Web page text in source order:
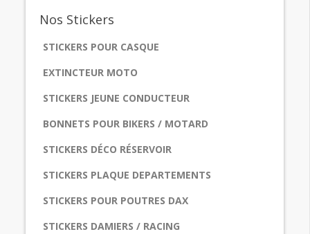
Nos Stickers
STICKERS POUR CASQUE
EXTINCTEUR MOTO
STICKERS JEUNE CONDUCTEUR
BONNETS POUR BIKERS / MOTARD
STICKERS DÉCO RÉSERVOIR
STICKERS PLAQUE DEPARTEMENTS
STICKERS POUR POUTRES DAX
STICKERS DAMIERS / RACING